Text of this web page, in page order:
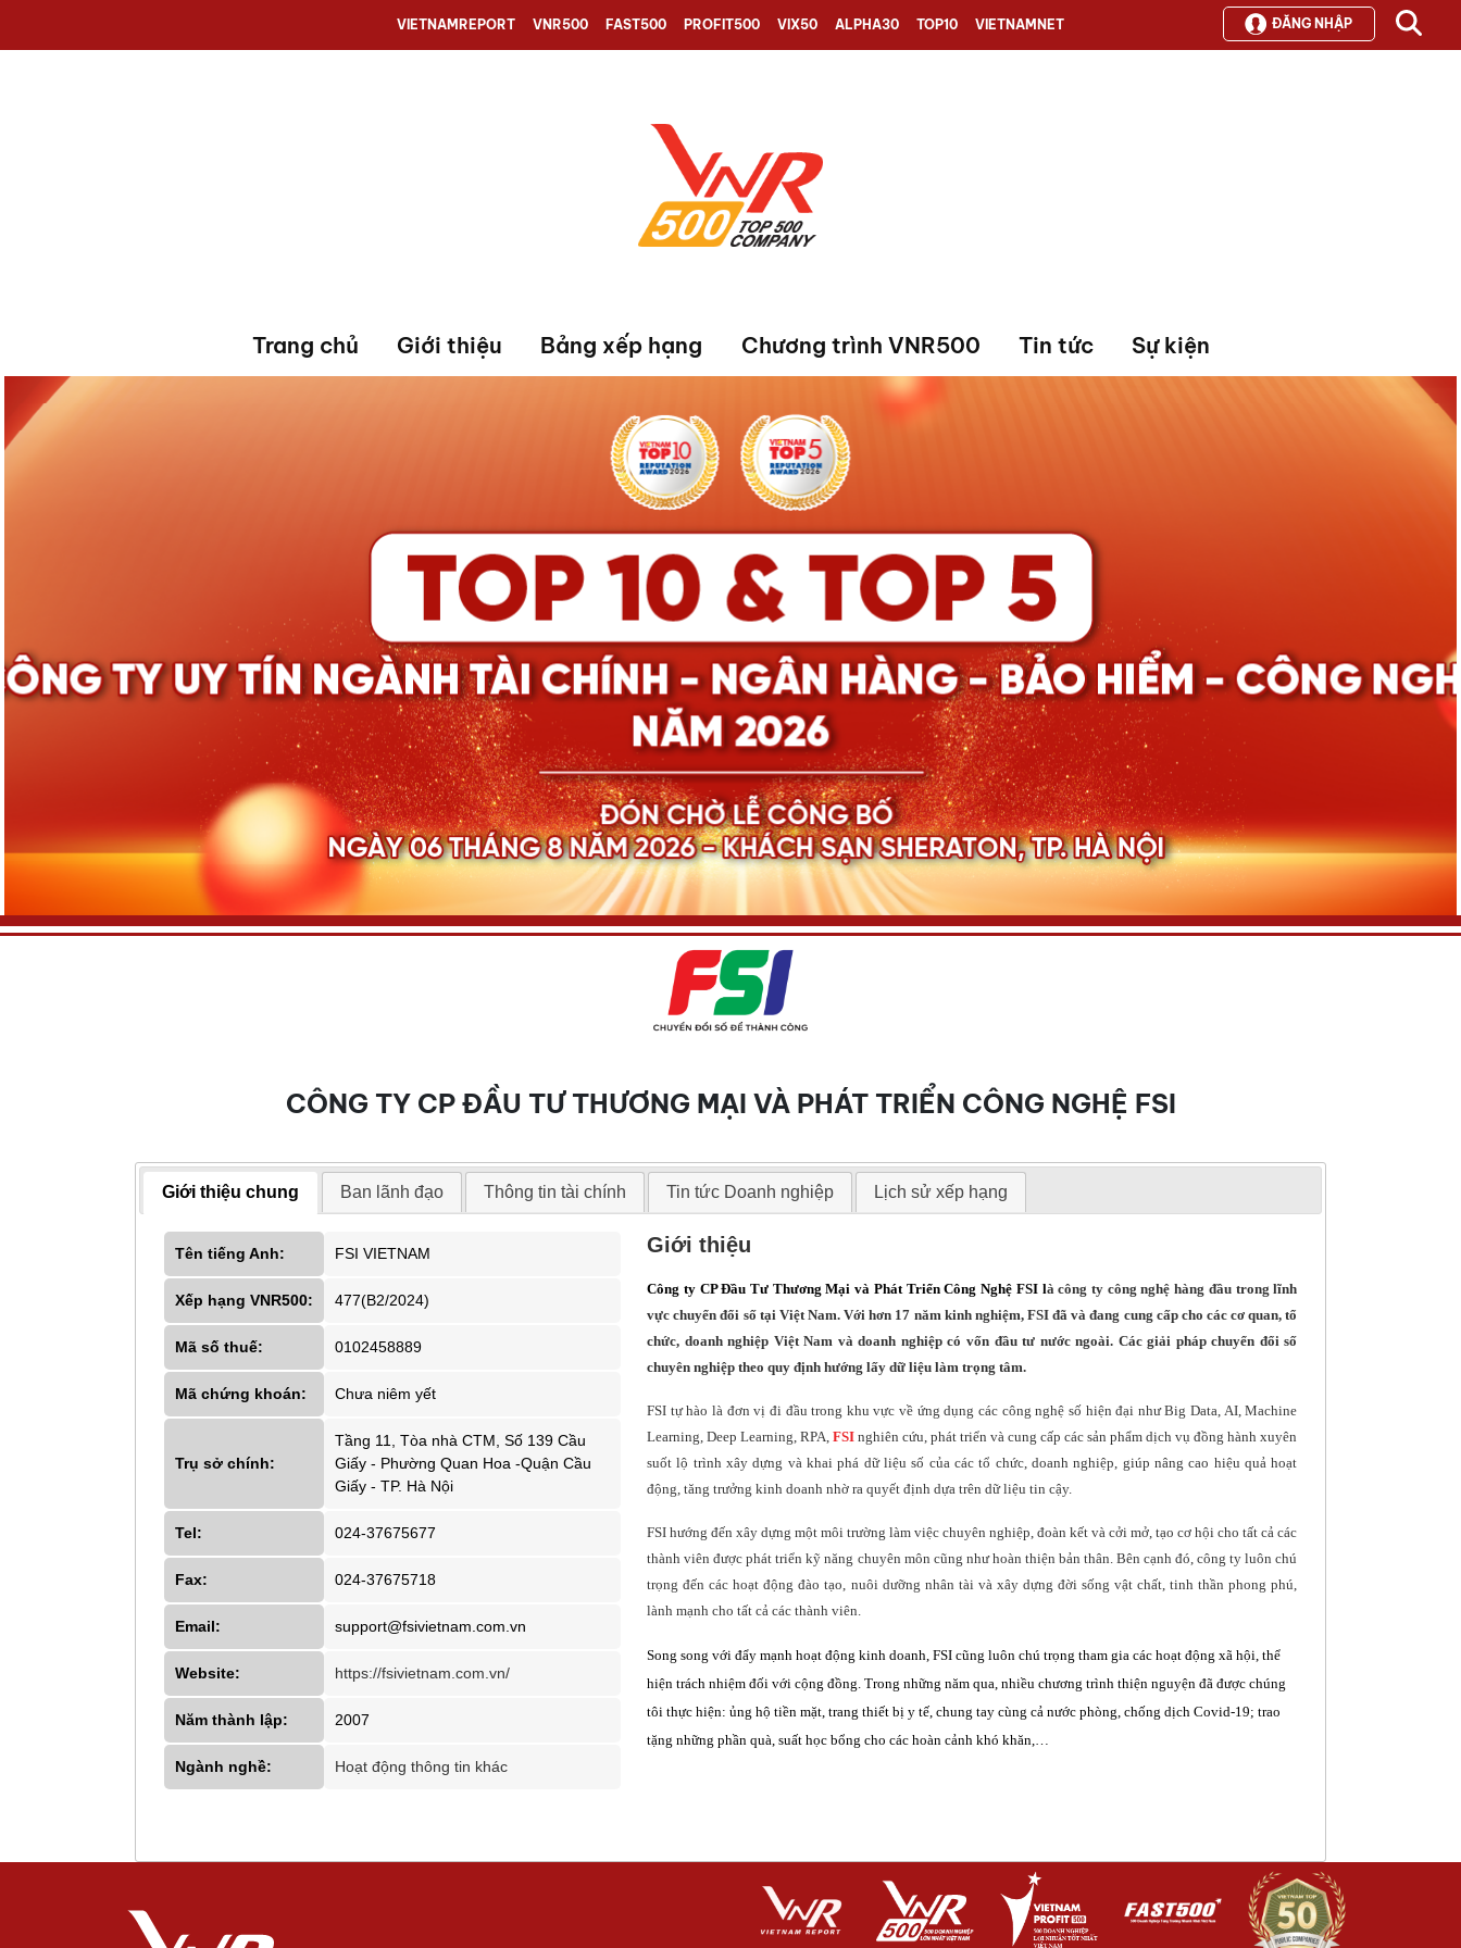
VIETNAMREPORT VNR500 FAST500 PROFIT500 VIX50 ALPHA30 TOP10 VIETNAMNET ĐĂNG NHẬP
Trang chủ Giới thiệu Bảng xếp hạng Chương trình VNR500 Tin tức Sự kiện
CÔNG TY CP ĐẦU TƯ THƯƠNG MẠI VÀ PHÁT TRIỂN CÔNG NGHỆ FSI
Giới thiệu chung Ban lãnh đạo Thông tin tài chính Tin tức Doanh nghiệp Lịch sử xếp hạng
Tên tiếng Anh: FSI VIETNAM
Xếp hạng VNR500: 477(B2/2024)
Mã số thuế: 0102458889
Mã chứng khoán: Chưa niêm yết
Trụ sở chính:
Tầng 11, Tòa nhà CTM, Số 139 Cầu
Giấy - Phường Quan Hoa -Quận Cầu
Giấy - TP. Hà Nội
Tel: 024-37675677
Fax: 024-37675718
Email: support@fsivietnam.com.vn
Website: https://fsivietnam.com.vn/
Năm thành lập: 2007
Ngành nghề: Hoạt động thông tin khác
Giới thiệu
Công ty CP Đầu Tư Thương Mại và Phát Triển Công Nghệ FSIlà công ty công nghệ hàng đầu trong lĩnh
vực chuyển đổi số tại Việt Nam. Với hơn 17 năm kinh nghiệm, FSI đã và đang cung cấp cho các cơ quan, tổ
chức, doanh nghiệp Việt Nam và doanh nghiệp có vốn đầu tư nước ngoài. Các giải pháp chuyển đổi số
chuyên nghiệp theo quy định hướng lấy dữ liệu làm trọng tâm.
FSI tự hào là đơn vị đi đầu trong khu vực về ứng dụng các công nghệ số hiện đại như Big Data, AI, Machine
Learning, Deep Learning, RPA,FSI nghiên cứu, phát triển và cung cấp các sản phẩm dịch vụ đồng hành xuyên
suốt lộ trình xây dựng và khai phá dữ liệu số của các tổ chức, doanh nghiệp, giúp nâng cao hiệu quả hoạt
động, tăng trưởng kinh doanh nhờ ra quyết định dựa trên dữ liệu tin cậy.
FSI hướng đến xây dựng một môi trường làm việc chuyên nghiệp, đoàn kết và cởi mở, tạo cơ hội cho tất cả các
thành viên được phát triển kỹ năng chuyên môn cũng như hoàn thiện bản thân. Bên cạnh đó, công ty luôn chú
trọng đến các hoạt động đào tạo, nuôi dưỡng nhân tài và xây dựng đời sống vật chất, tinh thần phong phú,
lành mạnh cho tất cả các thành viên.
Song song với đẩy mạnh hoạt động kinh doanh, FSI cũng luôn chú trọng tham gia các hoạt động xã hội, thể
hiện trách nhiệm đối với cộng đồng. Trong những năm qua, nhiều chương trình thiện nguyện đã được chúng
tôi thực hiện: ủng hộ tiền mặt, trang thiết bị y tế, chung tay cùng cả nước phòng, chống dịch Covid-19; trao
tặng những phần quà, suất học bổng cho các hoàn cảnh khó khăn,…